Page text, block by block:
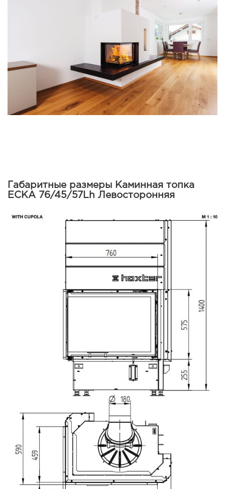
Габаритные размеры Каминная топка
ECKA 76/45/57Lh Левосторонняя